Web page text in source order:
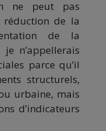
ne peut pas
de la
de la
je n’appellerais
parce qu’il
structurels,
urbaine, mais
d’indicateurs